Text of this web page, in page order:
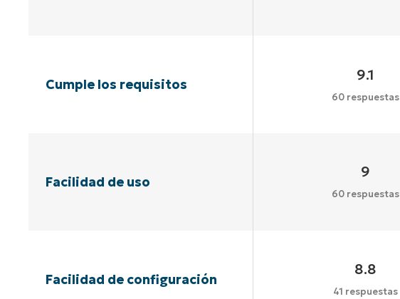
Cumple los requisitos
9.1
60 respuestas
Facilidad de uso
9
60 respuestas
Facilidad de configuración
8.8
41 respuestas